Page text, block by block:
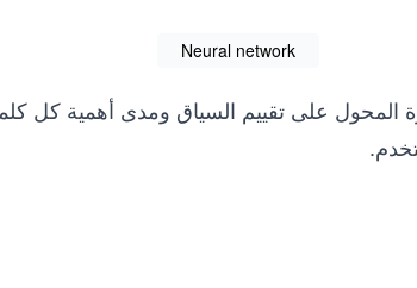
Neural network
المحول على تقييم السياق ومدى أهمية كل